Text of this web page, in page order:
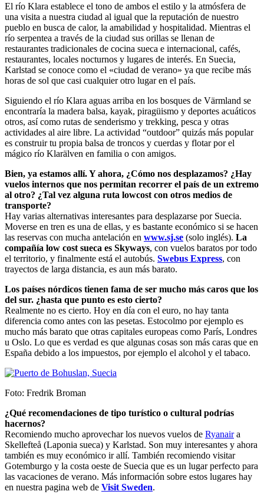
El río Klara establece el tono de ambos el estilo y la atmósfera de
una visita a nuestra ciudad al igual que la reputación de nuestro
pueblo en busca de calor, la amabilidad y hospitalidad. Mientras el
río serpentea a través de la ciudad sus orillas se llenan de
restaurantes tradicionales de cocina sueca e internacional, cafés,
restaurantes, locales nocturnos y lugares de interés. En Suecia,
Karlstad se conoce como el «ciudad de verano» ya que recibe más
horas de sol que casi cualquier otro lugar en el país.
Siguiendo el río Klara aguas arriba en los bosques de Värmland se
encontraría la madera balsa, kayak, piragüismo y deportes acuáticos
otros, así como rutas de senderismo y trekking, pesca y otras
actividades al aire libre. La actividad “outdoor” quizás más popular
es construir tu propia balsa de troncos y cuerdas y flotar por el
mágico río Klarälven en familia o con amigos.
Bien, ya estamos allí. Y ahora, ¿Cómo nos desplazamos? ¿Hay
vuelos internos que nos permitan recorrer el país de un extremo
al otro? ¿Tal vez alguna ruta lowcost con otros medios de
transporte?
Hay varias alternativas interesantes para desplazarse por Suecia.
Moverse en tren es una de ellas, y es bastante económico si se hacen
las reservas con mucha antelación en www.sj.se (solo inglés). La
compañía low cost sueca es Skyways, con vuelos baratos por todo
el territorio, y finalmente está el autobús. Swebus Express, con
trayectos de larga distancia, es aun más barato.
Los países nórdicos tienen fama de ser mucho más caros que los
del sur. ¿hasta que punto es esto cierto?
Realmente no es cierto. Hoy en día con el euro, no hay tanta
diferencia como antes con las pesetas. Estocolmo por ejemplo es
mucho más barato que otras capitales europeas como París, Londres
u Oslo. Lo que es verdad es que algunas cosas son más caras que en
España debido a los impuestos, por ejemplo el alcohol y el tabaco.
Foto: Fredrik Broman
¿Qué recomendaciones de tipo turístico o cultural podrías
hacernos?
Recomiendo mucho aprovechar los nuevos vuelos de Ryanaira
Skellefteå (Laponia sueca) y Karlstad. Son muy interesantes y ahora
también es muy económico ir allí. También recomiendo visitar
Gotemburgo y la costa oeste de Suecia que es un lugar perfecto para
las vacaciones de verano. Más información sobre estos lugares hay
en nuestra pagina web de Visit Sweden.